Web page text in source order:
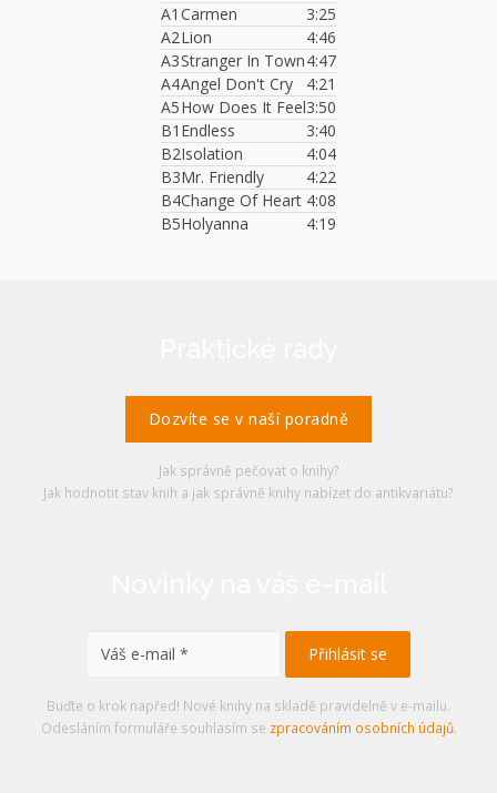
A1 Carmen
3:25
A2Lion
4:46
A3Stranger In Town4:47
A4Angel Don't Cry
4:21
A5How Does It Feel3:50
B1 Endless
3:40
B2Isolation
4:04
B3Mr. Friendly
4:22
B4Change Of Heart 4:08
B5Holyanna 4:19
Dozvíte se v naší poradně
Jak správně pečovat o knihy?
Jak hodnotit stav knih a jak správně knihy nabízet do antikvariátu?
Buďte o krok napřed! Nové knihy na skladě pravidelně v e-mailu.
Odesláním formuláře souhlasím se zpracováním osobních údajů.